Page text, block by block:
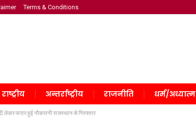
Terms & Conditions
राष्ट्रीय अन्तर्राष्ट्रीय राजनीति धर्म/अध्यात्म
लेकर फरार हुई नौकरानी राजस्थान से गिरफ्तार